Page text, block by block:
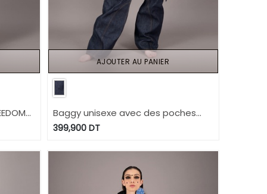
Baggy unisexe avec des poches
détachables en jeans Selvedge
2024
399,900DT
AJOUTER AU PANIER